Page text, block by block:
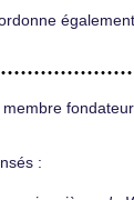
membre
: